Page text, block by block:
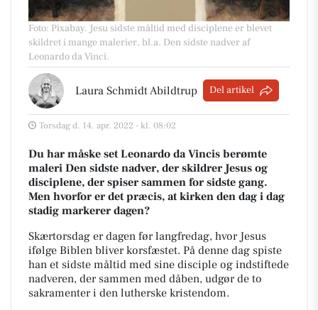
Foto: Pixabay. Jesu sidste måltid med disciplene er blevet
skildret i mange malerier, bl.a. Den sidste nadver af
Leonardo da Vinci.
Laura Schmidt Abildtrup Del artikel
Torsdag d. 14. apr. 2022 - kl. 08:02
Du har måske set Leonardo da Vincis berømte
maleri Den sidste nadver, der skildrer Jesus og
disciplene, der spiser sammen for sidste gang.
Men hvorfor er det præcis, at kirken den dag i dag
stadig markerer dagen?
Skærtorsdag er dagen før langfredag, hvor Jesus
ifølge Biblen bliver korsfæstet. På denne dag spiste
han et sidste måltid med sine disciple og indstiftede
nadveren, der sammen med dåben, udgør de to
sakramenter i den lutherske kristendom.